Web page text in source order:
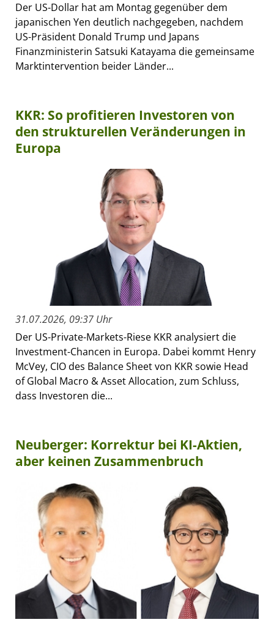
Der US-Dollar hat am Montag gegenüber dem
japanischen Yen deutlich nachgegeben, nachdem
US-Präsident Donald Trump und Japans
Finanzministerin Satsuki Katayama die gemeinsame
Marktintervention beider Länder...
KKR: So profitieren Investoren von
den strukturellen Veränderungen in
Europa
31.07.2026, 09:37 Uhr
Der US-Private-Markets-Riese KKR analysiert die
Investment-Chancen in Europa. Dabei kommt Henry
McVey, CIO des Balance Sheet von KKR sowie Head
of Global Macro & Asset Allocation, zum Schluss,
dass Investoren die...
Neuberger: Korrektur bei KI-Aktien,
aber keinen Zusammenbruch